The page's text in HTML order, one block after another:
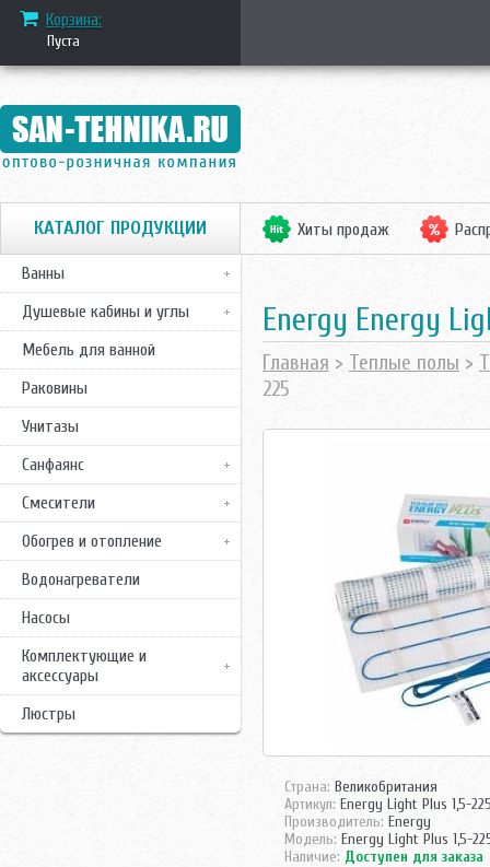
Корзина:
Пуста
КАТАЛОГ ПРОДУКЦИИ
Ванны
Душевые кабины и углы
Мебель для ванной
Раковины
Унитазы
Санфаянс
Смесители
Обогрев и отопление
Водонагреватели
Насосы
Комплектующие и
аксессуары
Люстры
Хиты продаж
Energy Energy
Главная > Теплые полы >
225
Страна: Великобритания
Артикул: Energy Light Plus 1,5-
Производитель: Energy
Модель: Energy Light Plus 1,5-
Наличие: Доступен для заказа